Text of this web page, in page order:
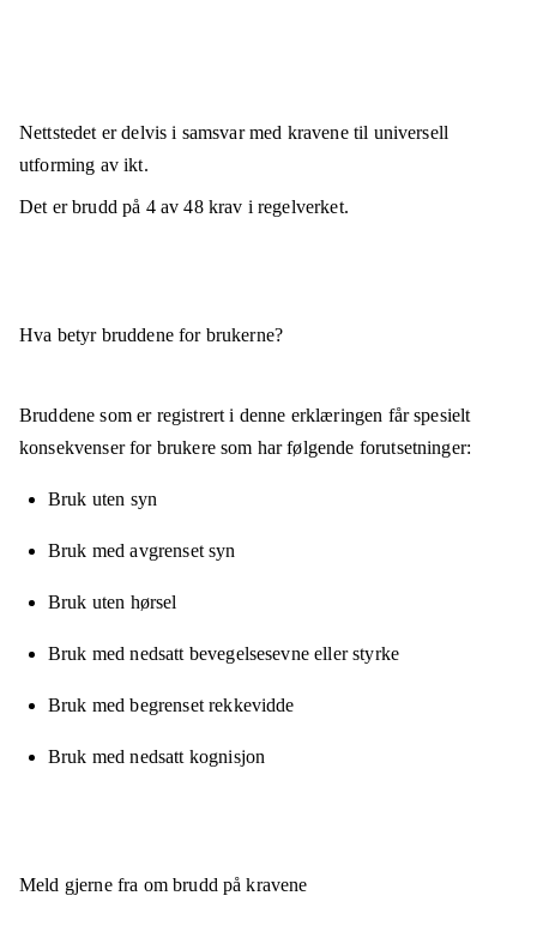
Nettstedet erdelvis i samsvarmed kravene til universell
utforming av ikt.
Det er brudd på 4av48krav i regelverket.
Hva betyr bruddene for brukerne?
Bruddene som er registrert i denne erklæringen får spesielt
konsekvenser for brukere som har følgende forutsetninger:
Bruk uten syn
Bruk med avgrenset syn
Bruk uten hørsel
Bruk med nedsatt bevegelsesevne eller styrke
Bruk med begrenset rekkevidde
Bruk med nedsatt kognisjon
Meld gjerne fra om brudd på kravene